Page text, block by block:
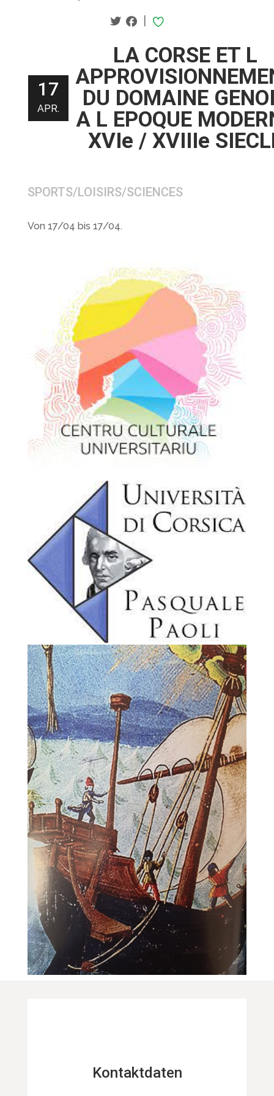
|
17
APR.
LA CORSE ET L
DU DOMAINE
A L EPOQUE
XVIe / XVIIIe
SPORTS/LOISIRS/SCIENCES
Von 17/04 bis 17/04.
Kontaktdaten